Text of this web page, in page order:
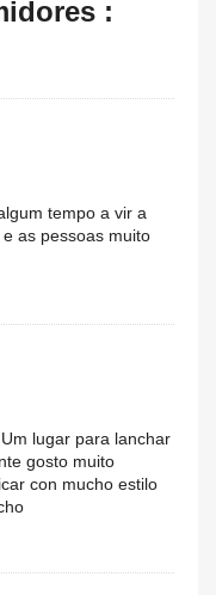
:
tempo a vir a
as pessoas muito
lugar para lanchar
gosto muito
con mucho estilo